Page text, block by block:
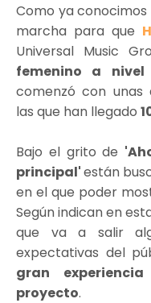
Como ya conocimos
marcha para que
Universal Music
femenino a nivel
comenzó con unas
las que han llegado
Bajo el grito de
principal'están
en el que poder
Según indican en
que va a salir
expectativas del
gran
proyecto.